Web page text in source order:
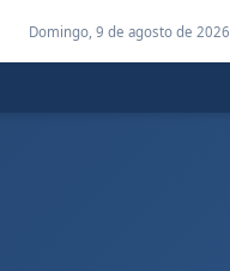
Domingo, 9 de agosto de 2026